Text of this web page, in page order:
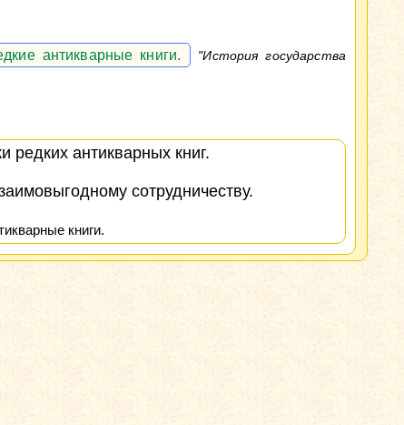
антикварные книги.
"История государства
антикварных книг.
сотрудничеству.
книги.